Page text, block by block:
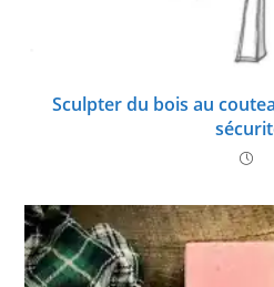
Sculpter du bois au